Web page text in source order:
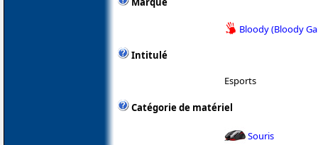
Bloody (Bloody
Intitulé
Esports
Catégorie de matériel
Souris